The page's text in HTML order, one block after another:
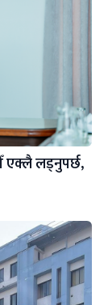
एक्लै लड्नुपर्छ,